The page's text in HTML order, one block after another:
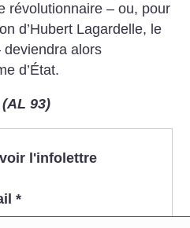
révolutionnaire – ou, pour
d’Hubert Lagardelle, le
deviendra alors
d’État.
93)
l'infolettre
*